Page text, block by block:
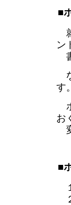
■
ン
す。
お
■